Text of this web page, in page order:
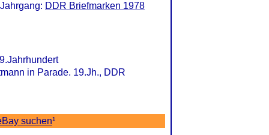
DDR Briefmarken 1978
in Parade. 19.Jh., DDR
suchen¹